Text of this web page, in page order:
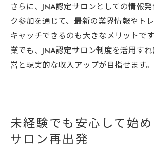
さらに、JNA認定サロンとしての情報
ク参加を通じて、最新の業界情報やト
キャッチできるのも大きなメリットで
業でも、JNA認定サロン制度を活用す
営と現実的な収入アップが目指せます。
未経験でも安心して始
サロン再出発